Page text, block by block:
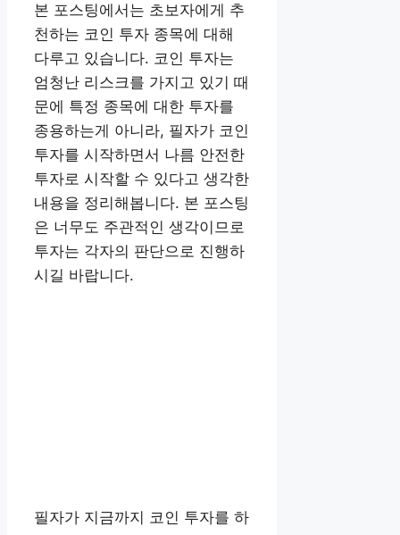
본 포스팅에서는 초보자에게 추
천하는 코인 투자 종목에 대해
다루고 있습니다. 코인 투자는
엄청난 리스크를 가지고 있기 때
문에 특정 종목에 대한 투자를
종용하는게 아니라, 필자가 코인
투자를 시작하면서 나름 안전한
투자로 시작할 수 있다고 생각한
내용을 정리해봅니다. 본 포스팅
은 너무도 주관적인 생각이므로
투자는 각자의 판단으로 진행하
시길 바랍니다.
필자가 지금까지 코인 투자를 하